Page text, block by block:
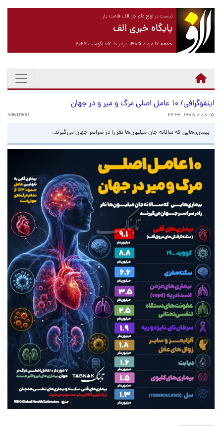
نیست بر لوح دلم جز الف قامت یار
پایگاه خبری الف
جمعه ۱۶ مرداد ۱۴۰۵ برابر با ۰۷ آگوست ۲۰۲۶
اینفوگرافی/ ۱۰ عامل اصلی مرگ و میر و در جهان
۱۵ خرداد ۱۴۰۵، ۲۲:۲۲ 4050315111
بیماری‌هایی که سالانه جان میلیون‌ها نفر را در سراسر جهان می‌گیرند.